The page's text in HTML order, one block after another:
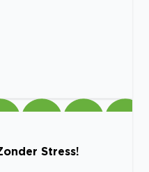
Stress!